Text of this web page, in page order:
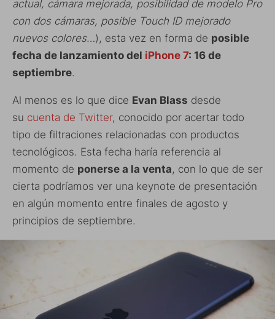
actual, cámara mejorada, posibilidad de modelo Pro
con dos cámaras, posible Touch ID mejorado
nuevos colores…), esta vez en forma de posible
fecha de lanzamiento del iPhone 7: 16 de
septiembre.
Al menos es lo que dice Evan Blass desde
su cuenta de Twitter, conocido por acertar todo
tipo de filtraciones relacionadas con productos
tecnológicos. Esta fecha haría referencia al
momento de ponerse a la venta, con lo que de ser
cierta podríamos ver una keynote de presentación
en algún momento entre finales de agosto y
principios de septiembre.